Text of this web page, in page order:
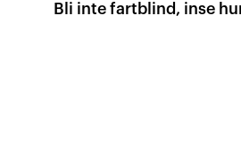
Bli inte fartblind, inse